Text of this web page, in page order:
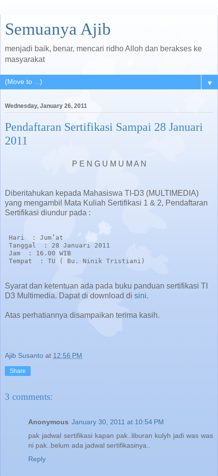
Semuanya Ajib
menjadi baik, benar, mencari ridho Alloh dan berakses ke
masyarakat
▼
Wednesday, January 26, 2011
Pendaftaran Sertifikasi Sampai 28 Januari
2011
P E N G U M U M A N
Diberitahukan kepada Mahasiswa TI-D3 (MULTIMEDIA)
yang mengambil Mata Kuliah Sertifikasi 1 & 2, Pendaftaran
Sertifikasi diundur pada :
Hari  : Jum’at
Tanggal  : 28 Januari 2011
Jam  : 16.00 WIB
Tempat  : TU ( Bu. Ninik Tristiani)
Syarat dan ketentuan ada pada buku panduan sertifikasi TI
D3 Multimedia. Dapat di download di sini.
Atas perhatiannya disampaikan terima kasih.
Ajib Susanto at 12:56 PM
Share
3 comments:
Anonymous January 30, 2011 at 10:54 PM
pak jadwal sertifikasi kapan pak..liburan kulyh jadi was was
ni pak..belum ada jadwal sertifikasinya..
Reply